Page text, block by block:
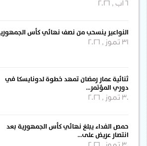
النواعير ينسحب من نصف نهائي كأس الجمهورية
31 تموز , 2026
ثنائية عمار رمضان تمهد خطوة لدونايسكا في
دوري المؤتمر…
30 تموز , 2026
حمص الفداء يبلغ نهائي كأس الجمهورية بعد
انتصار عريض على…